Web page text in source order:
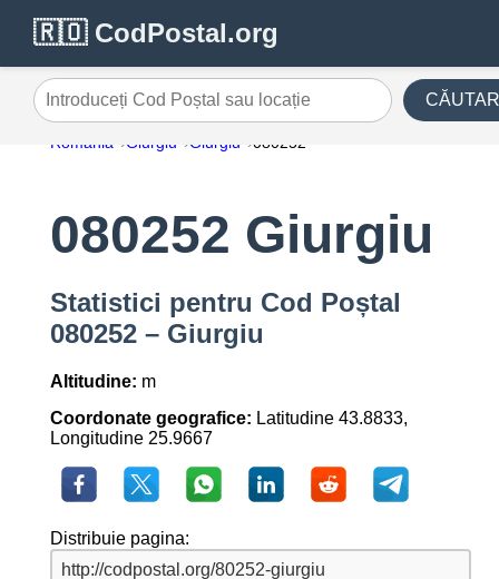
🇷🇴 CodPostal.org
Introduceți Cod Poștal sau locație
România Giurgiu Giurgiu 080252
080252 Giurgiu
Statistici pentru Cod Poștal
080252 – Giurgiu
Altitudine: m
Coordonate geografice: Latitudine 43.8833,
Longitudine 25.9667
Distribuie pagina: